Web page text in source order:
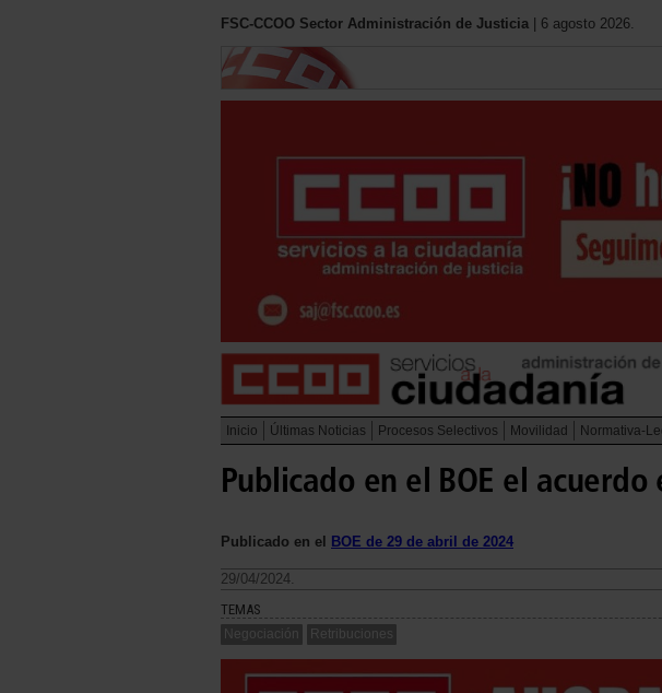
FSC-CCOO Sector Administración de Justicia | 6 agosto 2026.
Inicio Últimas Noticias Procesos Selectivos Movilidad Normativa-
Publicado en el BOE el
Publicado en el BOE de 29 de abril de 2024
29/04/2024.
TEMAS
Negociación Retribuciones